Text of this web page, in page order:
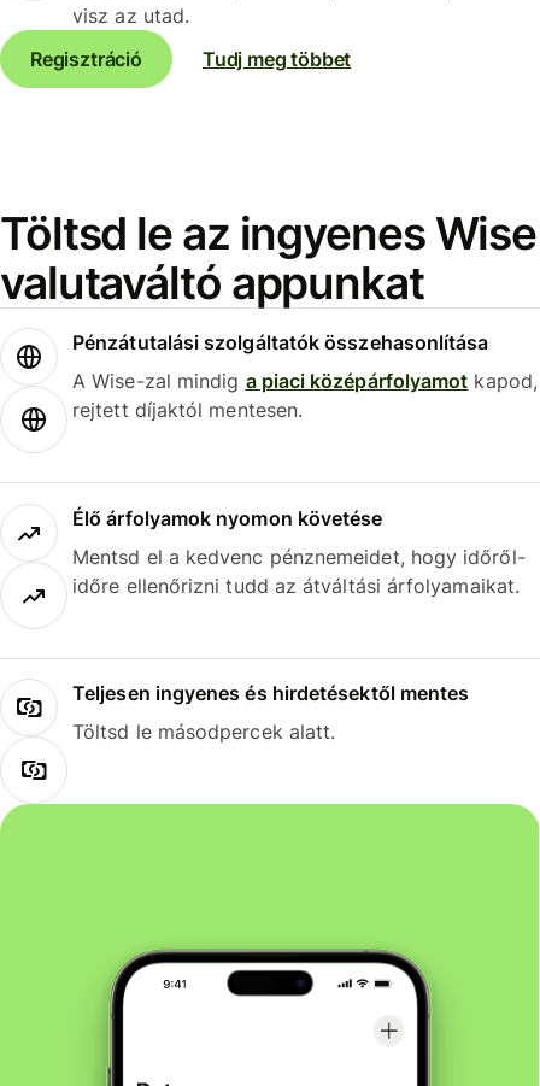
visz az utad.
Regisztráció
Tudj meg többet
Töltsd le az ingyenes Wise
valutaváltó appunkat
Pénzátutalási szolgáltatók összehasonlítása
A Wise-zal mindig a piaci középárfolyamot kapod,
rejtett díjaktól mentesen.
Élő árfolyamok nyomon követése
Mentsd el a kedvenc pénznemeidet, hogy időről-
időre ellenőrizni tudd az átváltási árfolyamaikat.
Teljesen ingyenes és hirdetésektől mentes
Töltsd le másodpercek alatt.